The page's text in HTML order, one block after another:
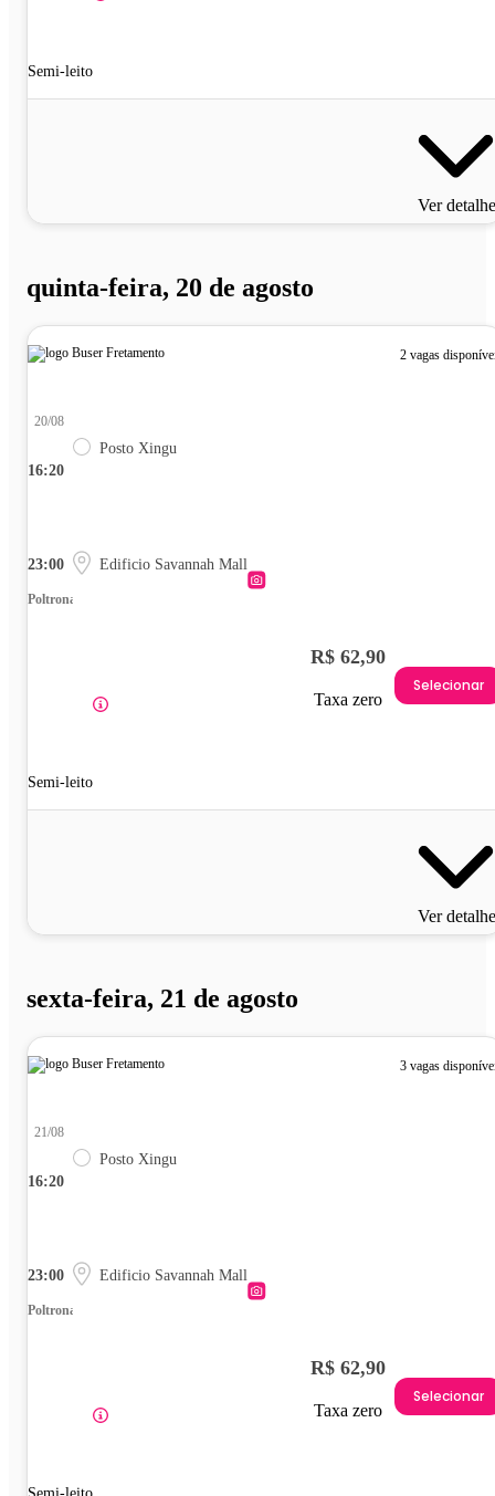
Semi-leito
Ver
quinta-feira, 20 de agosto
2 vagas
16:20
20/08
Posto Xingu
23:00 Edificio Savannah Mall
Poltrona
Semi-leito
R$ 62,90
Taxa zero
Selecionar
Ver
sexta-feira, 21 de agosto
3 vagas
16:20
21/08
Posto Xingu
23:00 Edificio Savannah Mall
Poltrona
R$ 62,90
Taxa zero
Selecionar